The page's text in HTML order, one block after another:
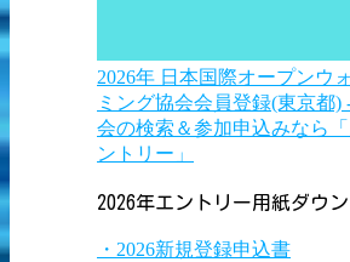
2026年 日本国際オープンウ
ミング協会会員登録(東京都)
会の検索＆参加申込みなら
ントリー」
2026年エントリー用紙ダウ
・2026新規登録申込書